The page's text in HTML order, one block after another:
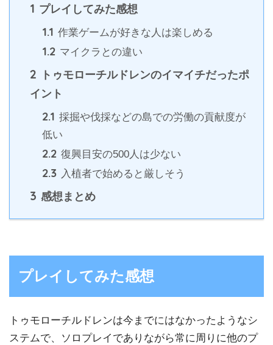
1 プレイしてみた感想
1.1 作業ゲームが好きな人は楽しめる
1.2 マイクラとの違い
2
トゥモローチルドレンのイマイチだったポ
イント
2.1 採掘や伐採などの島での労働の貢献度が
低い
2.2 復興目安の500人は少ない
2.3 入植者で始めると厳しそう
3 感想まとめ
プレイしてみた感想
トゥモローチルドレンは今までにはなかったようなシ
ステムで、ソロプレイでありながら常に周りに他のプ